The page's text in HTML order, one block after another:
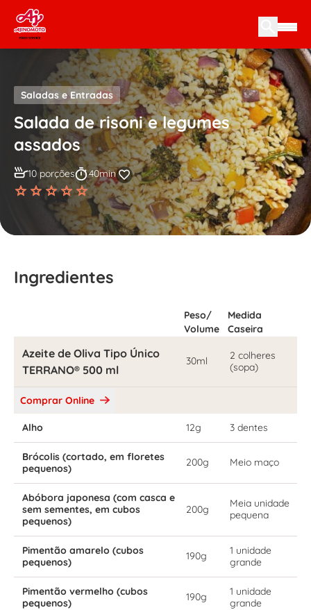
Skip to content
Saladas e Entradas
Salada de risoni e legumes
assados
10 porções 40min
Ingredientes
Peso/
Volume
Medida
Caseira
Azeite de Oliva Tipo Único
TERRANO® 500 ml
30ml
2 colheres
(sopa)
Comprar Online
Alho 12g 3 dentes
Brócolis (cortado, em floretes
pequenos)
200g Meio maço
Abóbora japonesa (com casca e
sem sementes, em cubos
pequenos)
200g
Meia unidade
pequena
Pimentão amarelo (cubos
pequenos)
190g
1 unidade
grande
Pimentão vermelho (cubos
pequenos)
190g
1 unidade
grande